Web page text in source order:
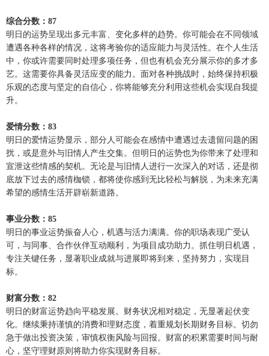
综合分数：87
明日的运势呈现出多元丰富、变化多样的趋势。你可能会在不同领域
遭遇各种各样的情况，这将考验你的适应能力与灵活性。在个人生活
中，你或许需要同时处理多项任务，但也有机会充分展示你的多才多
艺。这需要你具备灵活应变的能力。面对各种挑战时，始终保持积极
乐观的态度与坚定的自信心，你将能够充分利用这些机会实现自我提
升。
爱情分数：83
明日的爱情运势显示，部分人可能会在感情中遭遇过去遗留问题的困
扰，或是意外与旧情人产生交集。但明日的运势也为你带来了处理和
宣泄这些情感的契机。无论是与旧情人进行一次深入的对话，还是彻
底放下过去的感情枷锁，都将使你感到无比轻松与解脱，为未来充满
希望的感情生活开辟崭新道路。
事业分数：85
明日的事业运势振奋人心，机遇与活力满满。你的职场表现广受认
可，与同事、合作伙伴互动顺利，为项目成功助力。抓住明日机遇，
专注关键任务，显著职业成就与进展即将到来，坚持努力，实现目
标。
财富分数：82
明日的财富运势趋向平稳发展。财务状况相对稳定，无显著起伏变
化。继续秉持谨慎的消费和理财态度，着重规划长期财务目标。切勿
急于做出投资决策，审慎权衡风险与回报。财富的积累需要时间与耐
心，坚守理财原则将助力你实现财务目标。